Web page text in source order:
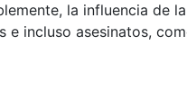
la influencia de
e incluso asesinatos,